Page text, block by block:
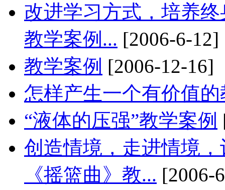
改进学习方式，培养
教学案例... [2006-6-12]
教学案例 [2006-12-16]
怎样产生一个有价值
“液体的压强”教学案例
创造情境，走进情境
《摇篮曲》教... [2006-